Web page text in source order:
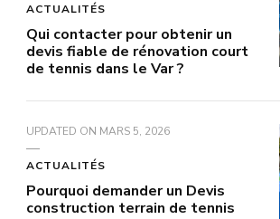
ACTUALITÉS
Qui contacter pour obtenir un
devis fiable de rénovation court
de tennis dans le Var ?
UPDATED ON MARS 5, 2026
ACTUALITÉS
Pourquoi demander un Devis
construction terrain de tennis